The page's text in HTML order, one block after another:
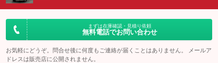
まずは在庫確認・見積り依頼
無料電話でお問い合わせ
お気軽にどうぞ。問合せ後に何度もご連絡が届くことはありません。 メールア
ドレスは販売店に公開されません。